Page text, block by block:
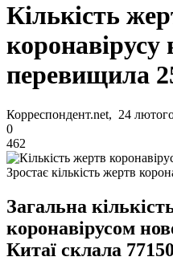
Кількість
коронавірусу
перевищила
Корреспондент.net, 24
0
462
Зростає кількість жертв
Загальна
коронавірусом
Китаї склала